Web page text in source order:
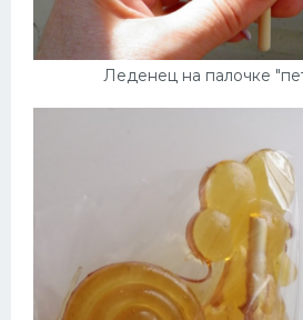
Леденец на палочке